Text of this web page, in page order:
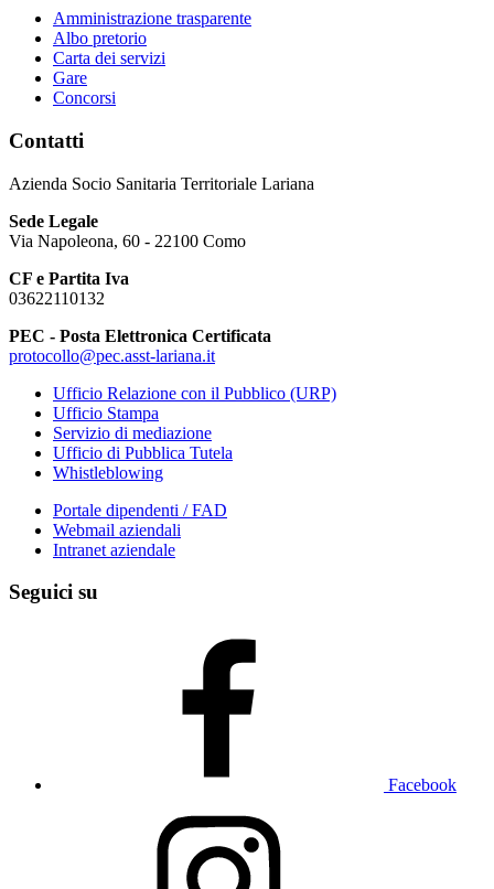
Amministrazione trasparente
Albo pretorio
Carta dei servizi
Gare
Concorsi
Contatti
Azienda Socio Sanitaria Territoriale Lariana
Sede Legale
Via Napoleona, 60 - 22100 Como
CF e Partita Iva
03622110132
PEC - Posta Elettronica Certificata
protocollo@pec.asst-lariana.it
Ufficio Relazione con il Pubblico (URP)
Ufficio Stampa
Servizio di mediazione
Ufficio di Pubblica Tutela
Whistleblowing
Portale dipendenti / FAD
Webmail aziendali
Intranet aziendale
Seguici su
Facebook